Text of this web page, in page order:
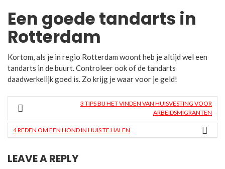
Een goede tandarts in
Rotterdam
Kortom, als je in regio Rotterdam woont heb je altijd wel een
tandarts in de buurt. Controleer ook of de tandarts
daadwerkelijk goed is. Zo krijg je waar voor je geld!
3 TIPS BIJ HET VINDEN VAN HUISVESTING VOOR
ARBEIDSMIGRANTEN
4 REDEN OM EEN HOND IN HUIS TE HALEN
LEAVE A REPLY